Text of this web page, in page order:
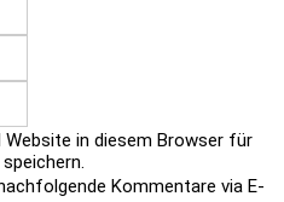
Website in diesem Browser für
Kommentare via E-